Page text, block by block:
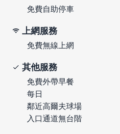
免費自助停車
上網服務
免費無線上網
其他服務
免費外帶早餐
每日
鄰近高爾夫球場
入口通道無台階